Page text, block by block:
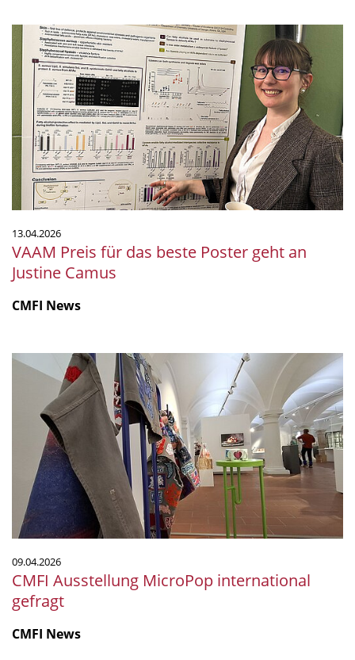
VAAM
Preis
beste
Poster
geht
Justine
Camus
13.04.2026
VAAM Preis für das beste Poster geht an
Justine Camus
CMFI News
CMFI
Ausstellung
MicroPop
international
gefragt
09.04.2026
CMFI Ausstellung MicroPop international
gefragt
CMFI News